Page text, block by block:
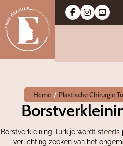
Home / Plastische Chirurgie
Borstverkleining Turkije wordt
verlichting zoeken van het